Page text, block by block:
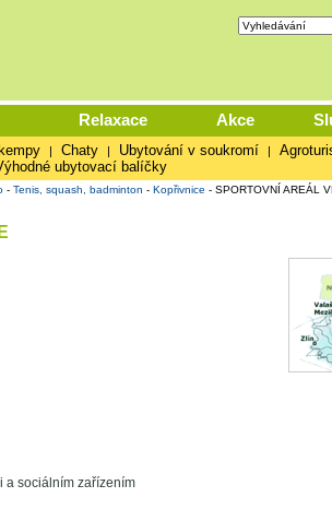
Relaxace Akce
| Chaty | Ubytování v soukromí |
ubytovací balíčky
- Tenis, squash, badminton - Kopřivnice - SPORTOVNÍ AREÁL
a sociálním zařízením